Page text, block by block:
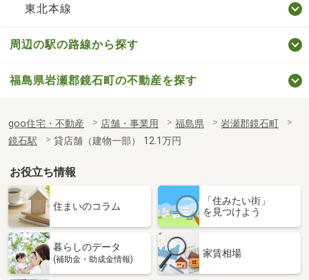
東北本線
周辺の駅の路線から探す
福島県岩瀬郡鏡石町の不動産を探す
goo住宅・不動産 店舗・事業用 福島県
岩瀬郡鏡石町
鏡石駅
貸店舗（建物一部） 12.1万円
お役立ち情報
住まいのコラム
「住みたい街」
を見つけよう
暮らしのデータ
(補助金・助成金情報)
家賃相場